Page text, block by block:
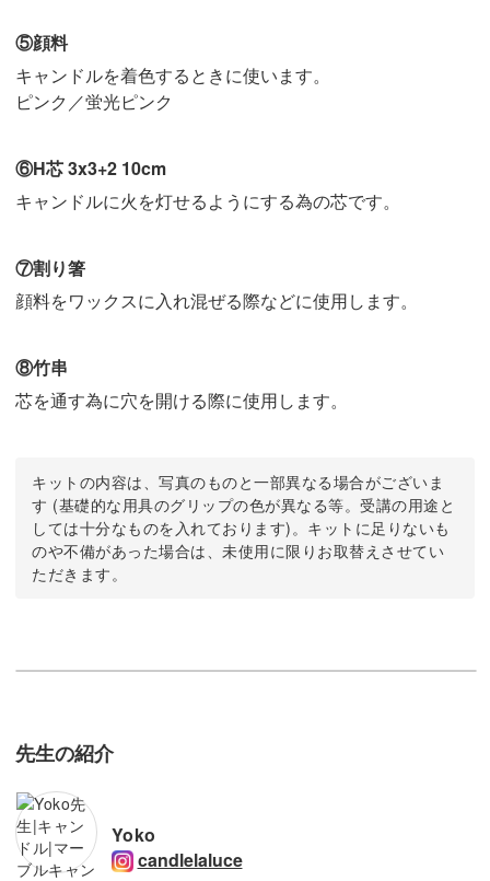
⑤顔料
キャンドルを着色するときに使います。
ピンク／蛍光ピンク
⑥H芯 3x3+2 10cm
キャンドルに火を灯せるようにする為の芯です。
⑦割り箸
顔料をワックスに入れ混ぜる際などに使用します。
⑧竹串
芯を通す為に穴を開ける際に使用します。
キットの内容は、写真のものと一部異なる場合がございま
す (基礎的な用具のグリップの色が異なる等。受講の用途と
しては十分なものを入れております)。キットに足りないも
のや不備があった場合は、未使用に限りお取替えさせてい
ただきます。
先生の紹介
Yoko
candlelaluce